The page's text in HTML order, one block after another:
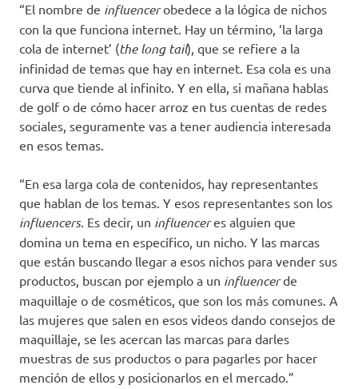
“El nombre de influencerobedece a la lógica de nichos
con la que funciona internet. Hay un término, ‘la larga
cola de internet’ (the long tail), que se refiere a la
infinidad de temas que hay en internet. Esa cola es una
curva que tiende al infinito. Y en ella, si mañana hablas
de golf o de cómo hacer arroz en tus cuentas de redes
sociales, seguramente vas a tener audiencia interesada
en esos temas.
“En esa larga cola de contenidos, hay representantes
que hablan de los temas. Y esos representantes son los
influencers. Es decir, un influenceres alguien que
domina un tema en específico, un nicho. Y las marcas
que están buscando llegar a esos nichos para vender sus
productos, buscan por ejemplo a un influencerde
maquillaje o de cosméticos, que son los más comunes. A
las mujeres que salen en esos videos dando consejos de
maquillaje, se les acercan las marcas para darles
muestras de sus productos o para pagarles por hacer
mención de ellos y posicionarlos en el mercado.”